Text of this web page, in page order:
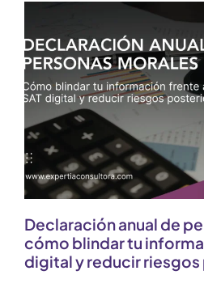
Declaración anual de
cómo blindar tu
digital y reducir